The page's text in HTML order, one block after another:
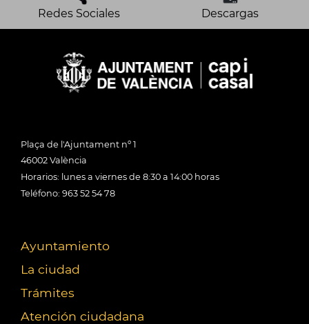
Redes Sociales Descargas
Plaça de l'Ajuntament nº 1
46002 València
Horarios: lunes a viernes de 8:30 a 14:00 horas
Teléfono: 963 52 54 78
Ayuntamiento
La ciudad
Trámites
Atención ciudadana